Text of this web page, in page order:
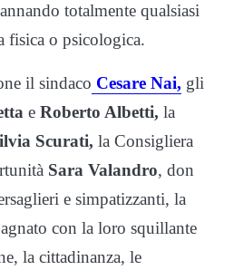
totalmente qualsiasi
fisica o psicologica.
il sindaco Cesare Nai, gli
e Roberto Albetti, la
Scurati, la Consigliera
Sara Valandro, don
e simpatizzanti, la
con la loro squillante
la cittadinanza, le